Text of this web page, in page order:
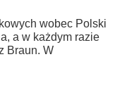
wobec Polski
a w każdym razie
Braun. W